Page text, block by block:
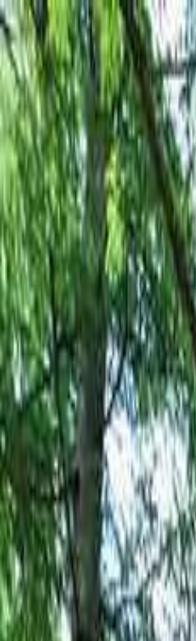
目的地を選ぶ
日付
目的地
目的地を選ぶ
日付
日付を選ぶ
なっぷ キャンプ場検索予約